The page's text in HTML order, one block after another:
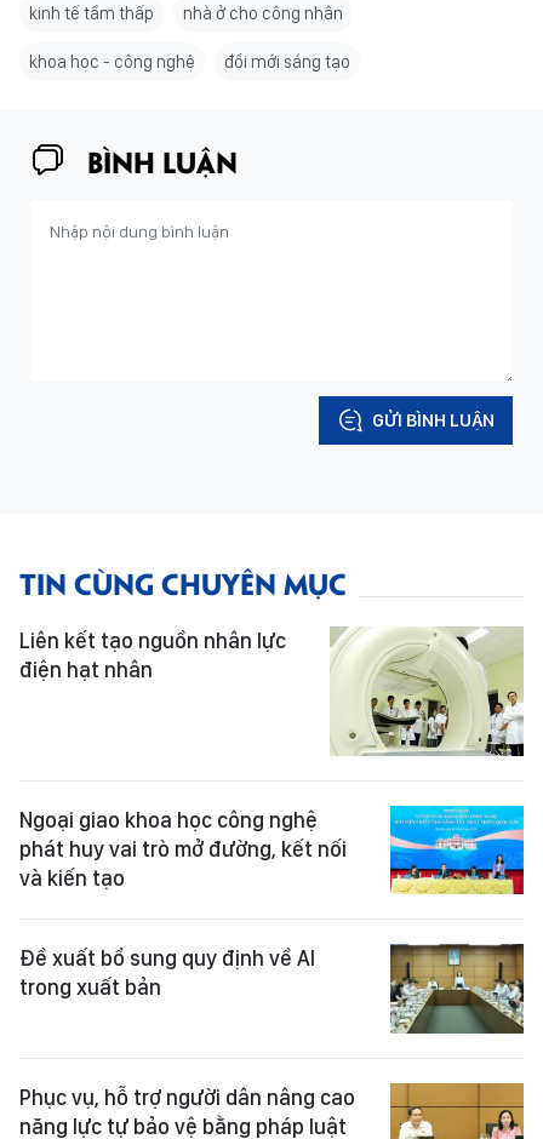
kinh tế tầm thấp nhà ở cho công nhân
khoa học - công nghệ đổi mới sáng tạo
BÌNH LUẬN
GỬI BÌNH LUẬN
TIN CÙNG CHUYÊN MỤC
Liên kết tạo nguồn nhân lực
điện hạt nhân
Ngoại giao khoa học công nghệ
phát huy vai trò mở đường, kết nối
và kiến tạo
Đề xuất bổ sung quy định về AI
trong xuất bản
Phục vụ, hỗ trợ người dân nâng cao
năng lực tự bảo vệ bằng pháp luật